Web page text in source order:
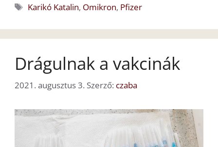
Címkék
Karikó Katalin, Omikron, Pfizer
Drágulnak a vakcinák
2021. augusztus 3. Szerző: czaba